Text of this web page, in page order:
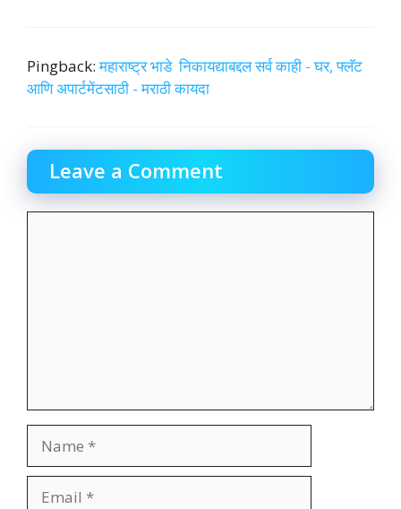
Pingback:महाराष्ट्र भाडे निकायद्याबद्दल सर्व काही - घर, फ्लॅट
आणि अपार्टमेंटसाठी - मराठी कायदा
Leave a Comment